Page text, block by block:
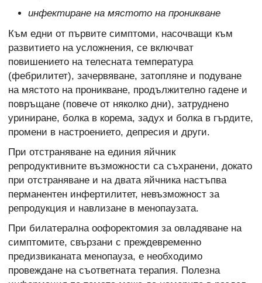
инфектиране на мястото на проникване
Към едни от първите симптоми, насочващи към
развитието на усложнения, се включват
повишението на телесната температура
(фебрилитет), зачервяване, затопляне и подуване
на мястото на проникване, продължително гадене и
повръщане (повече от няколко дни), затруднено
уриниране, болка в корема, задух и болка в гърдите,
промени в настроението, депресия и други.
При отстраняване на единия яйчник
репродуктивните възможности са съхранени, докато
при отстраняване и на двата яйчника настъпва
перманентен инфертилитет, невъзможност за
репродукция и навлизане в менопаузата.
При билатерална оофоректомия за овладяване на
симптомите, свързани с преждевременно
предизвиканата менопауза, е необходимо
провеждане на съответната терапия. Полезна